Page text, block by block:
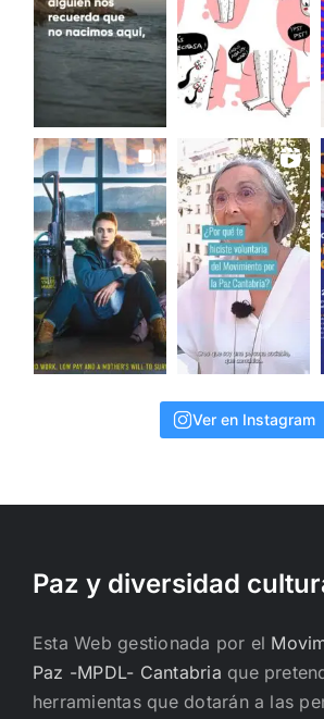
Ver en Instagram
Paz y diversidad
Esta Web gestionada por el
Paz -MPDL- Cantabria que
herramientas que dotarán a las